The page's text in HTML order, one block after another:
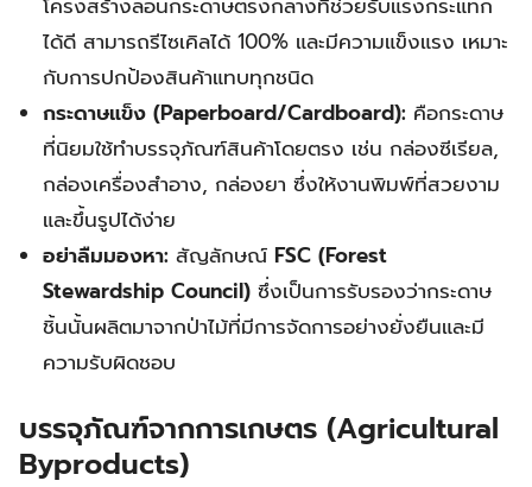
โครงสร้างลอนกระดาษตรงกลางที่ช่วยรับแรงกระแทก
ได้ดี สามารถรีไซเคิลได้ 100% และมีความแข็งแรง เหมาะ
กับการปกป้องสินค้าแทบทุกชนิด
กระดาษแข็ง (Paperboard/Cardboard): คือกระดาษ
ที่นิยมใช้ทำบรรจุภัณฑ์สินค้าโดยตรง เช่น กล่องซีเรียล,
กล่องเครื่องสำอาง, กล่องยา ซึ่งให้งานพิมพ์ที่สวยงาม
และขึ้นรูปได้ง่าย
อย่าลืมมองหา: สัญลักษณ์FSC (Forest
Stewardship Council) ซึ่งเป็นการรับรองว่ากระดาษ
ชิ้นนั้นผลิตมาจากป่าไม้ที่มีการจัดการอย่างยั่งยืนและมี
ความรับผิดชอบ
บรรจุภัณฑ์จากการเกษตร (Agricultural
Byproducts)